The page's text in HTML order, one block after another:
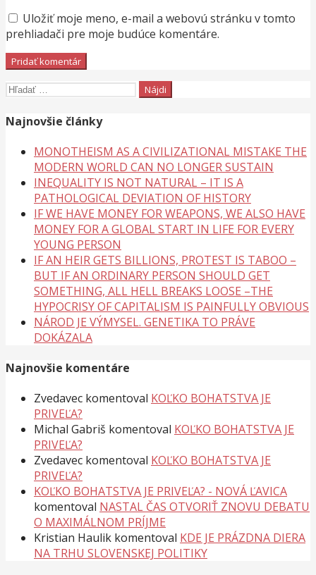
Uložiť moje meno, e-mail a webovú stránku v tomto
prehliadači pre moje budúce komentáre.
Hľadať:
Najnovšie články
MONOTHEISM AS A CIVILIZATIONAL MISTAKE THE
MODERN WORLD CAN NO LONGER SUSTAIN
INEQUALITY IS NOT NATURAL – IT IS A
PATHOLOGICAL DEVIATION OF HISTORY
IF WE HAVE MONEY FOR WEAPONS, WE ALSO HAVE
MONEY FOR A GLOBAL START IN LIFE FOR EVERY
YOUNG PERSON
IF AN HEIR GETS BILLIONS, PROTEST IS TABOO –
BUT IF AN ORDINARY PERSON SHOULD GET
SOMETHING, ALL HELL BREAKS LOOSE –THE
HYPOCRISY OF CAPITALISM IS PAINFULLY OBVIOUS
NÁROD JE VÝMYSEL. GENETIKA TO PRÁVE
DOKÁZALA
Najnovšie komentáre
Zvedavec komentoval KOĽKO BOHATSTVA JE
PRIVEĽA?
Michal Gabriš komentoval KOĽKO BOHATSTVA JE
PRIVEĽA?
Zvedavec komentoval KOĽKO BOHATSTVA JE
PRIVEĽA?
KOĽKO BOHATSTVA JE PRIVEĽA? - NOVÁ ĽAVICA
komentoval NASTAL ČAS OTVORIŤ ZNOVU DEBATU
O MAXIMÁLNOM PRÍJME
Kristian Haulik komentoval KDE JE PRÁZDNA DIERA
NA TRHU SLOVENSKEJ POLITIKY